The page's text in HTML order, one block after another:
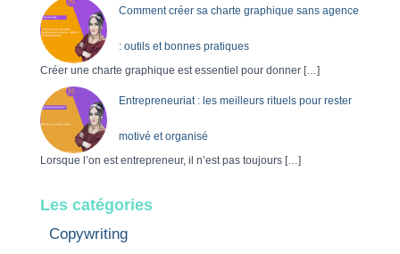
Comment créer sa charte graphique sans agence
: outils et bonnes pratiques
Créer une charte graphique est essentiel pour donner […]
Entrepreneuriat : les meilleurs rituels pour rester
motivé et organisé
Lorsque l’on est entrepreneur, il n’est pas toujours […]
Les catégories
Copywriting